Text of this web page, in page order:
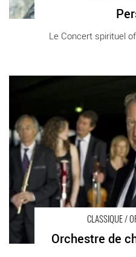
Le Concert spirituel
CLASSIQUE /
Orchestre de
Opéra Paris Théâtre des